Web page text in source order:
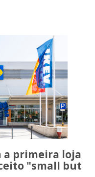
a primeira loja
"small but